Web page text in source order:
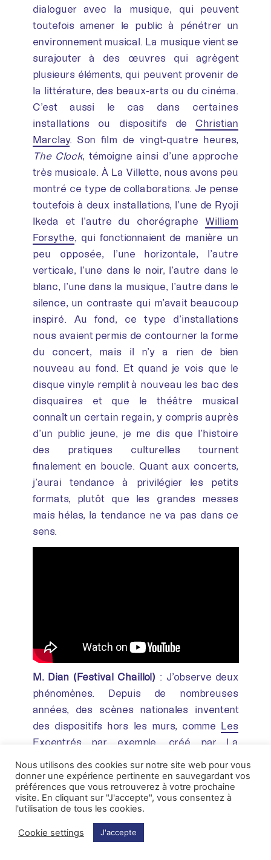
dialoguer avec la musique, qui peuvent
toutefois amener le public à pénétrer un
environnement musical. La musique vient se
surajouter à des œuvres qui agrègent
plusieurs éléments, qui peuvent provenir de
la littérature, des beaux-arts ou du cinéma.
C’est aussi le cas dans certaines
installations ou dispositifs de Christian
Marclay. Son film de vingt-quatre heures,
The Clock, témoigne ainsi d’une approche
très musicale. À La Villette, nous avons peu
montré ce type de collaborations. Je pense
toutefois à deux installations, l’une de Ryoji
Ikeda et l’autre du chorégraphe William
Forsythe, qui fonctionnaient de manière un
peu opposée, l’une horizontale, l’autre
verticale, l’une dans le noir, l’autre dans le
blanc, l’une dans la musique, l’autre dans le
silence, un contraste qui m’avait beaucoup
inspiré. Au fond, ce type d’installations
nous avaient permis de contourner la forme
du concert, mais il n’y a rien de bien
nouveau au fond. Et quand je vois que le
disque vinyle remplit à nouveau les bac des
disquaires et que le théâtre musical
connaît un certain regain, y compris auprès
d’un public jeune, je me dis que l’histoire
des pratiques culturelles tournent
finalement en boucle. Quant aux concerts,
j’aurai tendance à privilégier les petits
formats, plutôt que les grandes messes
mais hélas, la tendance ne va pas dans ce
sens.
M. Dian (Festival Chaillol) : J’observe deux
phénomènes. Depuis de nombreuses
années, des scènes nationales inventent
des dispositifs hors les murs, comme Les
Excentréspar exemple, créé par La
Passerelle à Gap, Par Les Villages, créé par
leThéâtre du BriançonnaisouLes
Traversées à l’Abbaye de Noirlac. Des
initiatives qui témoignent d’un
renversement, d’une nouvelle demande
sociale. On n’a pas toujours envie de
Nous utilisons des cookies sur notre site web pour vous
donner une expérience pertinente en sauvegardant vos
préférences que vous retrouverez à votre prochaine
visite. En cliquant sur "J'accepte", vous consentez à
l'utilisation de tous les cookies.
Cookie settings J'accepte